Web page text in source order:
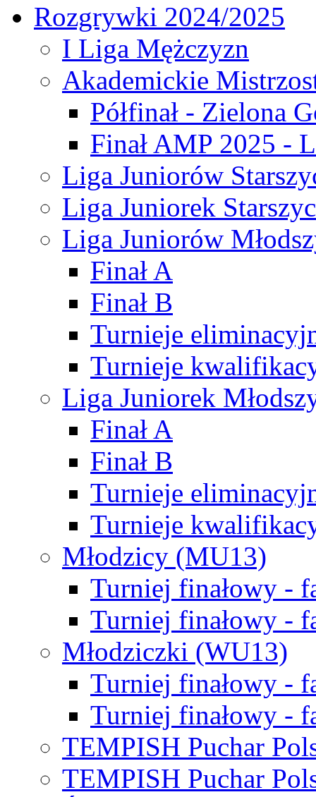
Rozgrywki 2024/2025
I Liga Mężczyzn
Akademickie
Półfinał - Zielona
Finał AMP 2025 -
Liga Juniorów
Liga Juniorek
Liga Juniorów
Finał A
Finał B
Turnieje
Turnieje
Liga Juniorek
Finał A
Finał B
Turnieje
Turnieje
Młodzicy (MU13)
Turniej finałowy -
Turniej finałowy -
Młodziczki (WU13)
Turniej finałowy -
Turniej finałowy -
TEMPISH Puchar
TEMPISH Puchar